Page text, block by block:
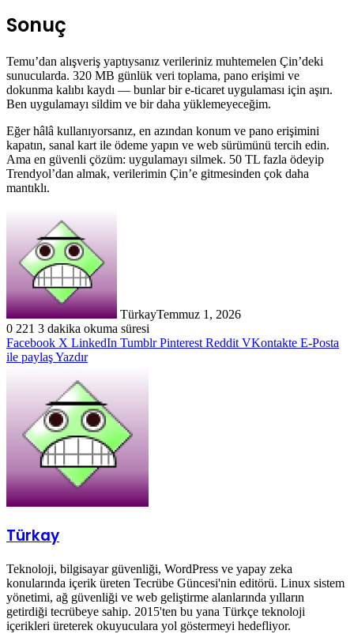
Sonuç
Temu’dan alışveriş yaptıysanız verileriniz muhtemelen Çin’deki
sunucularda. 320 MB günlük veri toplama, pano erişimi ve
dokunma kalıbı kaydı — bunlar bir e-ticaret uygulaması için aşırı.
Ben uygulamayı sildim ve bir daha yüklemeyeceğim.
Eğer hâlâ kullanıyorsanız, en azından konum ve pano erişimini
kapatın, sanal kart ile ödeme yapın ve web sürümünü tercih edin.
Ama en güvenli çözüm: uygulamayı silmek. 50 TL fazla ödeyip
Trendyol’dan almak, verilerimin Çin’e gitmesinden çok daha
mantıklı.
TürkayTemmuz 1, 2026
0 221 3 dakika okuma süresi
Facebook X LinkedIn Tumblr Pinterest Reddit VKontakte E-Posta
ile paylaşYazdır
Türkay
Teknoloji, bilgisayar güvenliği, WordPress ve yapay zeka
konularında içerik üreten Tecrübe Güncesi'nin editörü. Linux sistem
yönetimi, ağ güvenliği ve web geliştirme alanlarında yılların
getirdiği tecrübeye sahip. 2015'ten bu yana Türkçe teknoloji
içerikleri üreterek okuyuculara yol göstermeyi hedefliyor.